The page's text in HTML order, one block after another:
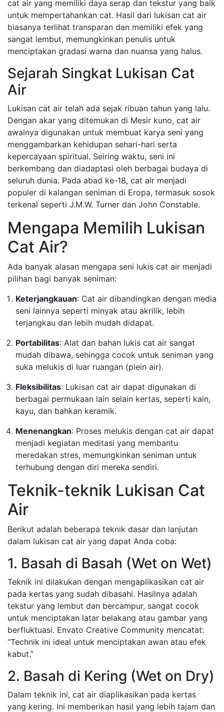
cat air yang memiliki daya serap dan tekstur yang baik
untuk mempertahankan cat. Hasil dari lukisan cat air
biasanya terlihat transparan dan memiliki efek yang
sangat lembut, memungkinkan penulis untuk
menciptakan gradasi warna dan nuansa yang halus.
Sejarah Singkat Lukisan Cat
Air
Lukisan cat air telah ada sejak ribuan tahun yang lalu.
Dengan akar yang ditemukan di Mesir kuno, cat air
awalnya digunakan untuk membuat karya seni yang
menggambarkan kehidupan sehari-hari serta
kepercayaan spiritual. Seiring waktu, seni ini
berkembang dan diadaptasi oleh berbagai budaya di
seluruh dunia. Pada abad ke-18, cat air menjadi
populer di kalangan seniman di Eropa, termasuk sosok
terkenal seperti J.M.W. Turner dan John Constable.
Mengapa Memilih Lukisan
Cat Air?
Ada banyak alasan mengapa seni lukis cat air menjadi
pilihan bagi banyak seniman:
Keterjangkauan: Cat air dibandingkan dengan media
seni lainnya seperti minyak atau akrilik, lebih
terjangkau dan lebih mudah didapat.
Portabilitas: Alat dan bahan lukis cat air sangat
mudah dibawa, sehingga cocok untuk seniman yang
suka melukis di luar ruangan (plein air).
Fleksibilitas: Lukisan cat air dapat digunakan di
berbagai permukaan lain selain kertas, seperti kain,
kayu, dan bahkan keramik.
Menenangkan: Proses melukis dengan cat air dapat
menjadi kegiatan meditasi yang membantu
meredakan stres, memungkinkan seniman untuk
terhubung dengan diri mereka sendiri.
Teknik-teknik Lukisan Cat
Air
Berikut adalah beberapa teknik dasar dan lanjutan
dalam lukisan cat air yang dapat Anda coba:
1. Basah di Basah (Wet on Wet)
Teknik ini dilakukan dengan mengaplikasikan cat air
pada kertas yang sudah dibasahi. Hasilnya adalah
tekstur yang lembut dan bercampur, sangat cocok
untuk menciptakan latar belakang atau gambar yang
berfluktuasi. Envato Creative Community mencatat:
“Technik ini ideal untuk menciptakan awan atau efek
kabut.”
2. Basah di Kering (Wet on Dry)
Dalam teknik ini, cat air diaplikasikan pada kertas
yang kering. Ini memberikan hasil yang lebih tajam dan